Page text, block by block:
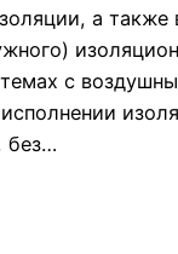
а также
с
без…